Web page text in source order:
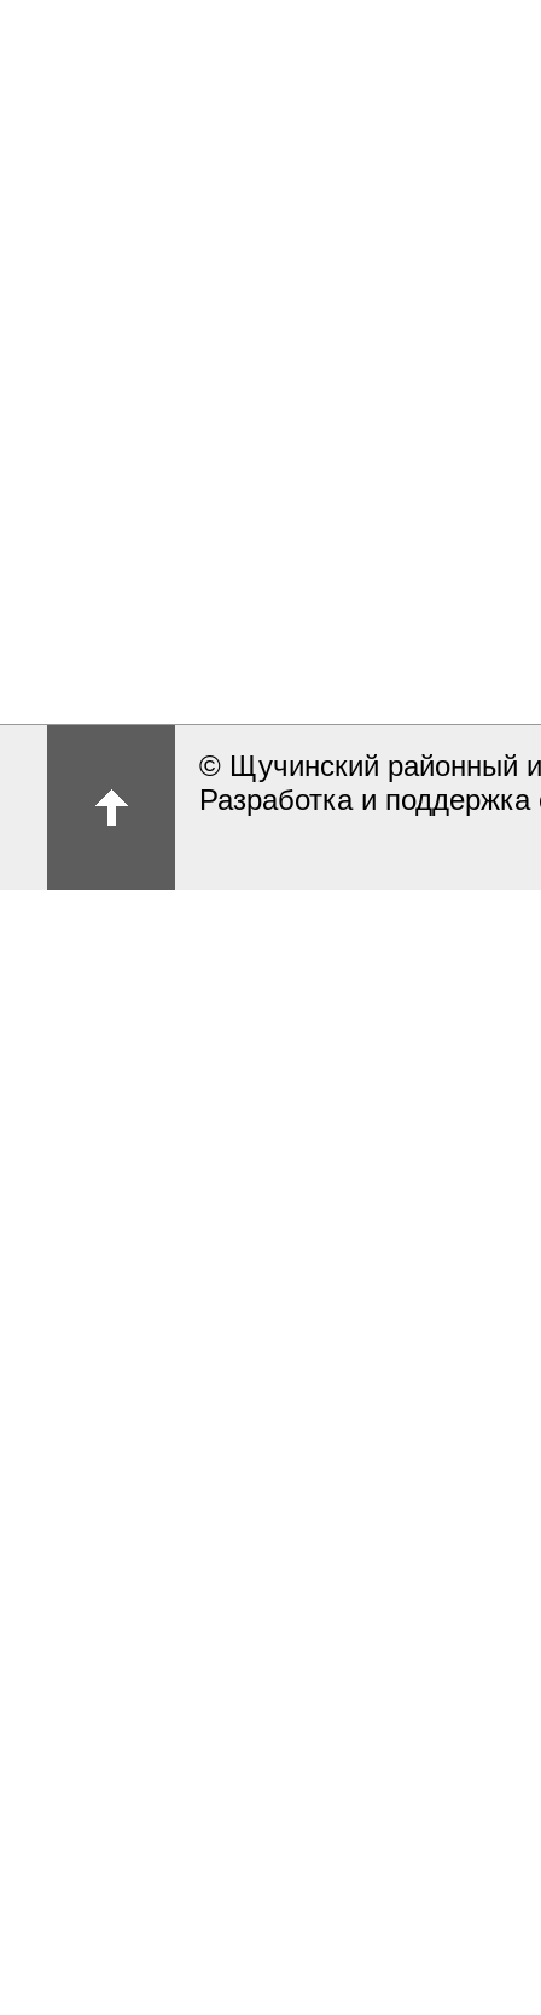
© Щучинский районный
Разработка и поддержка